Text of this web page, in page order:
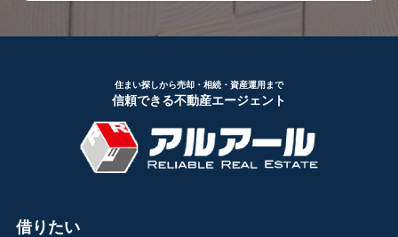
住まい探しから売却・相続・資産運用まで
信頼できる不動産エージェント
借りたい